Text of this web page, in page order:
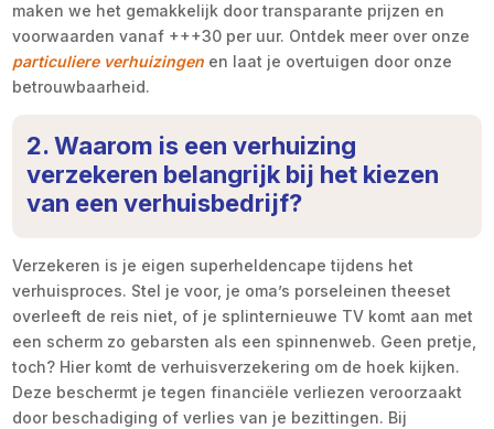
maken we het gemakkelijk door transparante prijzen en
voorwaarden vanaf +++30 per uur. Ontdek meer over onze
particuliere verhuizingen en laat je overtuigen door onze
betrouwbaarheid.
2. Waarom is een verhuizing
verzekeren belangrijk bij het kiezen
van een verhuisbedrijf?
Verzekeren is je eigen superheldencape tijdens het
verhuisproces. Stel je voor, je oma’s porseleinen theeset
overleeft de reis niet, of je splinternieuwe TV komt aan met
een scherm zo gebarsten als een spinnenweb. Geen pretje,
toch? Hier komt de verhuisverzekering om de hoek kijken.
Deze beschermt je tegen financiële verliezen veroorzaakt
door beschadiging of verlies van je bezittingen. Bij